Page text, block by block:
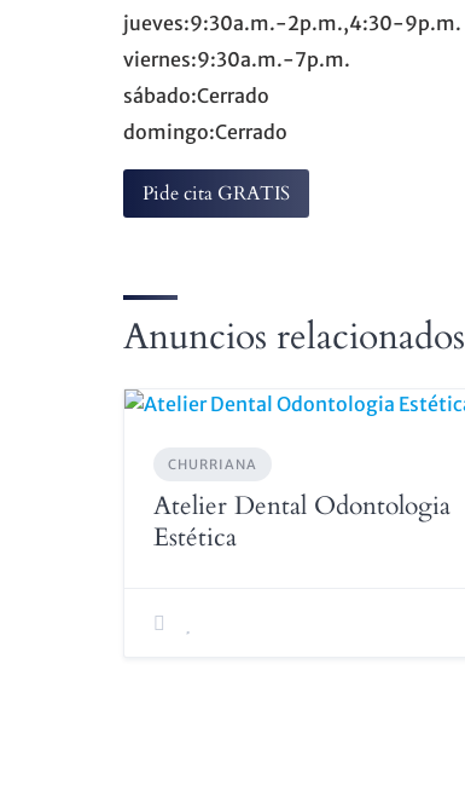
jueves:9:30a.m.-2p.m.,4:30-9p.m.
viernes:9:30a.m.-7p.m.
sábado:Cerrado
domingo:Cerrado
Pide cita GRATIS
Anuncios relacionados
CHURRIANA
Atelier Dental Odontologia
Estética